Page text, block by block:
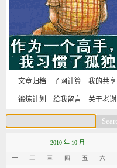
文章归档 子网计算 我的共享
锻炼计划 给我留言 关于老谢
2010 年 10 月
一 二 三 四 五 六